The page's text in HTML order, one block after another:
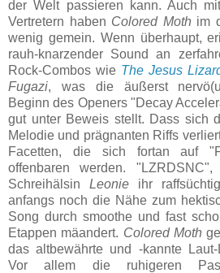
der Welt passieren kann. Auch
Vertretern haben Colored Moth im
wenig gemein. Wenn überhaupt,
rauh-knarzender Sound an
Rock-Combos wie The Jesus
Fugazi, was die äußerst
Beginn des Openers "Decay
gut unter Beweis stellt. Dass sich
Melodie und prägnanten Riffs
Facetten, die sich fortan auf
offenbaren werden.
Schreihälsin Leonie ihr
anfangs noch die Nähe zum
Song durch smoothe und fast
Etappen mäandert. Colored Moth
das altbewährte und -kannte
Vor allem die ruhigeren